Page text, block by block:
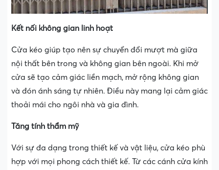
Kết nối không gian linh hoạt
Cửa kéo giúp tạo nên sự chuyển đổi mượt mà giữa
nội thất bên trong và không gian bên ngoài. Khi mở
cửa sẽ tạo cảm giác liền mạch, mở rộng không gian
và đón ánh sáng tự nhiên. Điều này mang lại cảm giác
thoải mái cho ngôi nhà và gia đình.
Tăng tính thẩm mỹ
Với sự đa dạng trong thiết kế và vật liệu, cửa kéo phù
hợp với mọi phong cách thiết kế. Từ các cánh cửa kính